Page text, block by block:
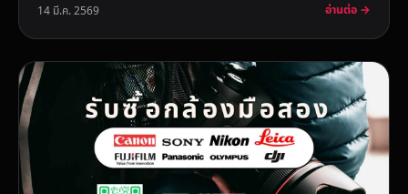
14 มี.ค. 2569 อ่านต่อ →